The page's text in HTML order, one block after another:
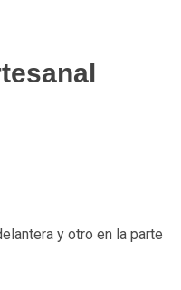
y otro en la parte